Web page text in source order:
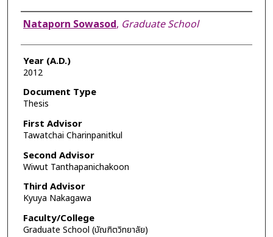
Author
Nataporn Sowasod, Graduate School
Year (A.D.)
2012
Document Type
Thesis
First Advisor
Tawatchai Charinpanitkul
Second Advisor
Wiwut Tanthapanichakoon
Third Advisor
Kyuya Nakagawa
Faculty/College
Graduate School (บัณฑิตวิทยาลัย)